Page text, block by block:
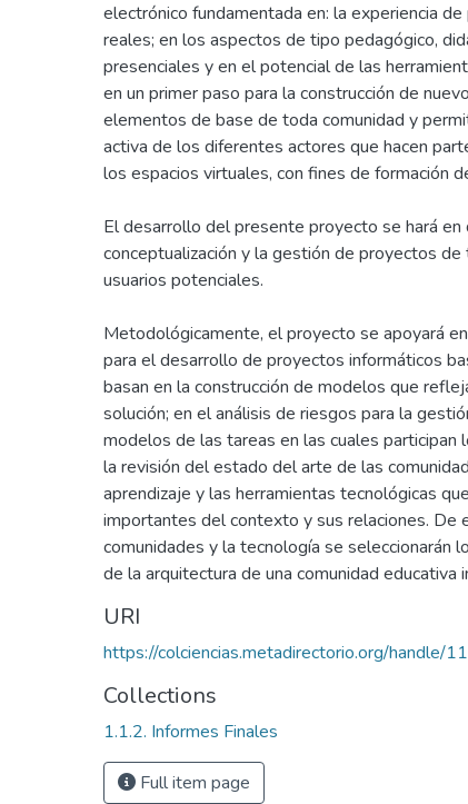
electrónico fundamentada en: la experiencia
reales; en los aspectos de tipo pedagógico,
presenciales y en el potencial de las
en un primer paso para la construcción de
elementos de base de toda comunidad y
activa de los diferentes actores que hacen
los espacios virtuales, con fines de formación
El desarrollo del presente proyecto se hará
conceptualización y la gestión de proyectos
usuarios potenciales.
Metodológicamente, el proyecto se apoyará
para el desarrollo de proyectos informáticos
basan en la construcción de modelos que
solución; en el análisis de riesgos para la
modelos de las tareas en las cuales participan
la revisión del estado del arte de las
aprendizaje y las herramientas tecnológicas
importantes del contexto y sus relaciones. De
comunidades y la tecnología se seleccionarán
de la arquitectura de una comunidad educativa
URI
https://colciencias.metadirectorio.org/handle/
Collections
1.1.2. Informes Finales
Full item page